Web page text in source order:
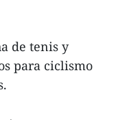
de tenis y
para ciclismo